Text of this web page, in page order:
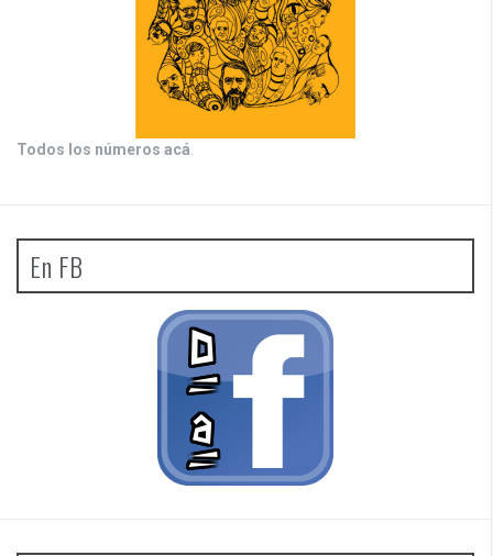
Todos los números acá
En FB